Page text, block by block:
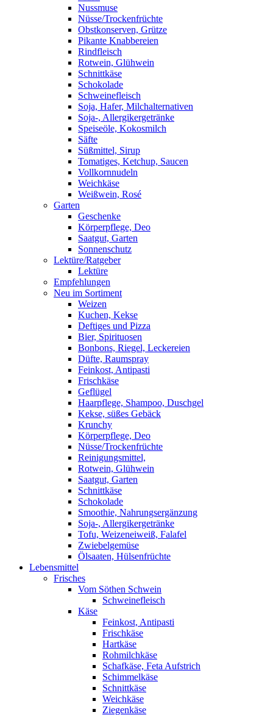
Nussmuse
Nüsse/Trockenfrüchte
Obstkonserven, Grütze
Pikante Knabbereien
Rindfleisch
Rotwein, Glühwein
Schnittkäse
Schokolade
Schweinefleisch
Soja, Hafer, Milchalternativen
Soja-, Allergikergetränke
Speiseöle, Kokosmilch
Säfte
Süßmittel, Sirup
Tomatiges, Ketchup, Saucen
Vollkornnudeln
Weichkäse
Weißwein, Rosé
Garten
Geschenke
Körperpflege, Deo
Saatgut, Garten
Sonnenschutz
Lektüre/Ratgeber
Lektüre
Empfehlungen
Neu im Sortiment
Weizen
Kuchen, Kekse
Deftiges und Pizza
Bier, Spirituosen
Bonbons, Riegel, Leckereien
Düfte, Raumspray
Feinkost, Antipasti
Frischkäse
Geflügel
Haarpflege, Shampoo, Duschgel
Kekse, süßes Gebäck
Krunchy
Körperpflege, Deo
Nüsse/Trockenfrüchte
Reinigungsmittel,
Rotwein, Glühwein
Saatgut, Garten
Schnittkäse
Schokolade
Smoothie, Nahrungsergänzung
Soja-, Allergikergetränke
Tofu, Weizeneiweiß, Falafel
Zwiebelgemüse
Ölsaaten, Hülsenfrüchte
Lebensmittel
Frisches
Vom Söthen Schwein
Schweinefleisch
Käse
Feinkost, Antipasti
Frischkäse
Hartkäse
Rohmilchkäse
Schafkäse, Feta Aufstrich
Schimmelkäse
Schnittkäse
Weichkäse
Ziegenkäse